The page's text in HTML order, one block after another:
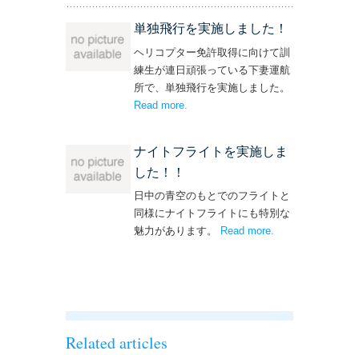
単独飛行を実施しました！
ヘリコプター免許取得に向けて訓
練生が連日頑張っている下妻運航
所で、単独飛行を実施しました。
Read more
ナイトフライトを実施しま
した！！
日中の青空のもとでのフライトと
同様にナイトフライトにも特別な
魅力があります。
Read more– ‘ナイトフライト
.
Related articles